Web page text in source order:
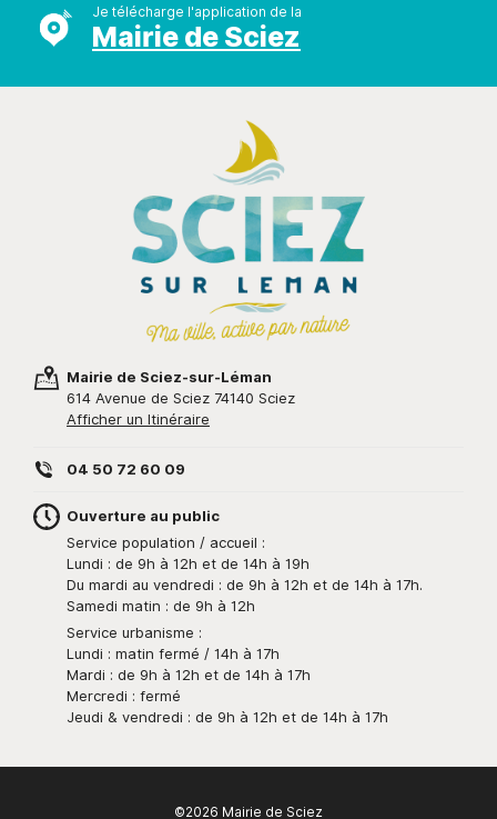
Je télécharge l'application de la
Mairie de Sciez
Mairie de Sciez-sur-Léman
614 Avenue de Sciez 74140 Sciez
Afficher un Itinéraire
04 50 72 60 09
Ouverture au public
Service population / accueil :
Lundi : de 9h à 12h et de 14h à 19h
Du mardi au vendredi : de 9h à 12h et de 14h à 17h.
Samedi matin : de 9h à 12h
Service urbanisme :
Lundi : matin fermé / 14h à 17h
Mardi : de 9h à 12h et de 14h à 17h
Mercredi : fermé
Jeudi & vendredi : de 9h à 12h et de 14h à 17h
©2026 Mairie de Sciez